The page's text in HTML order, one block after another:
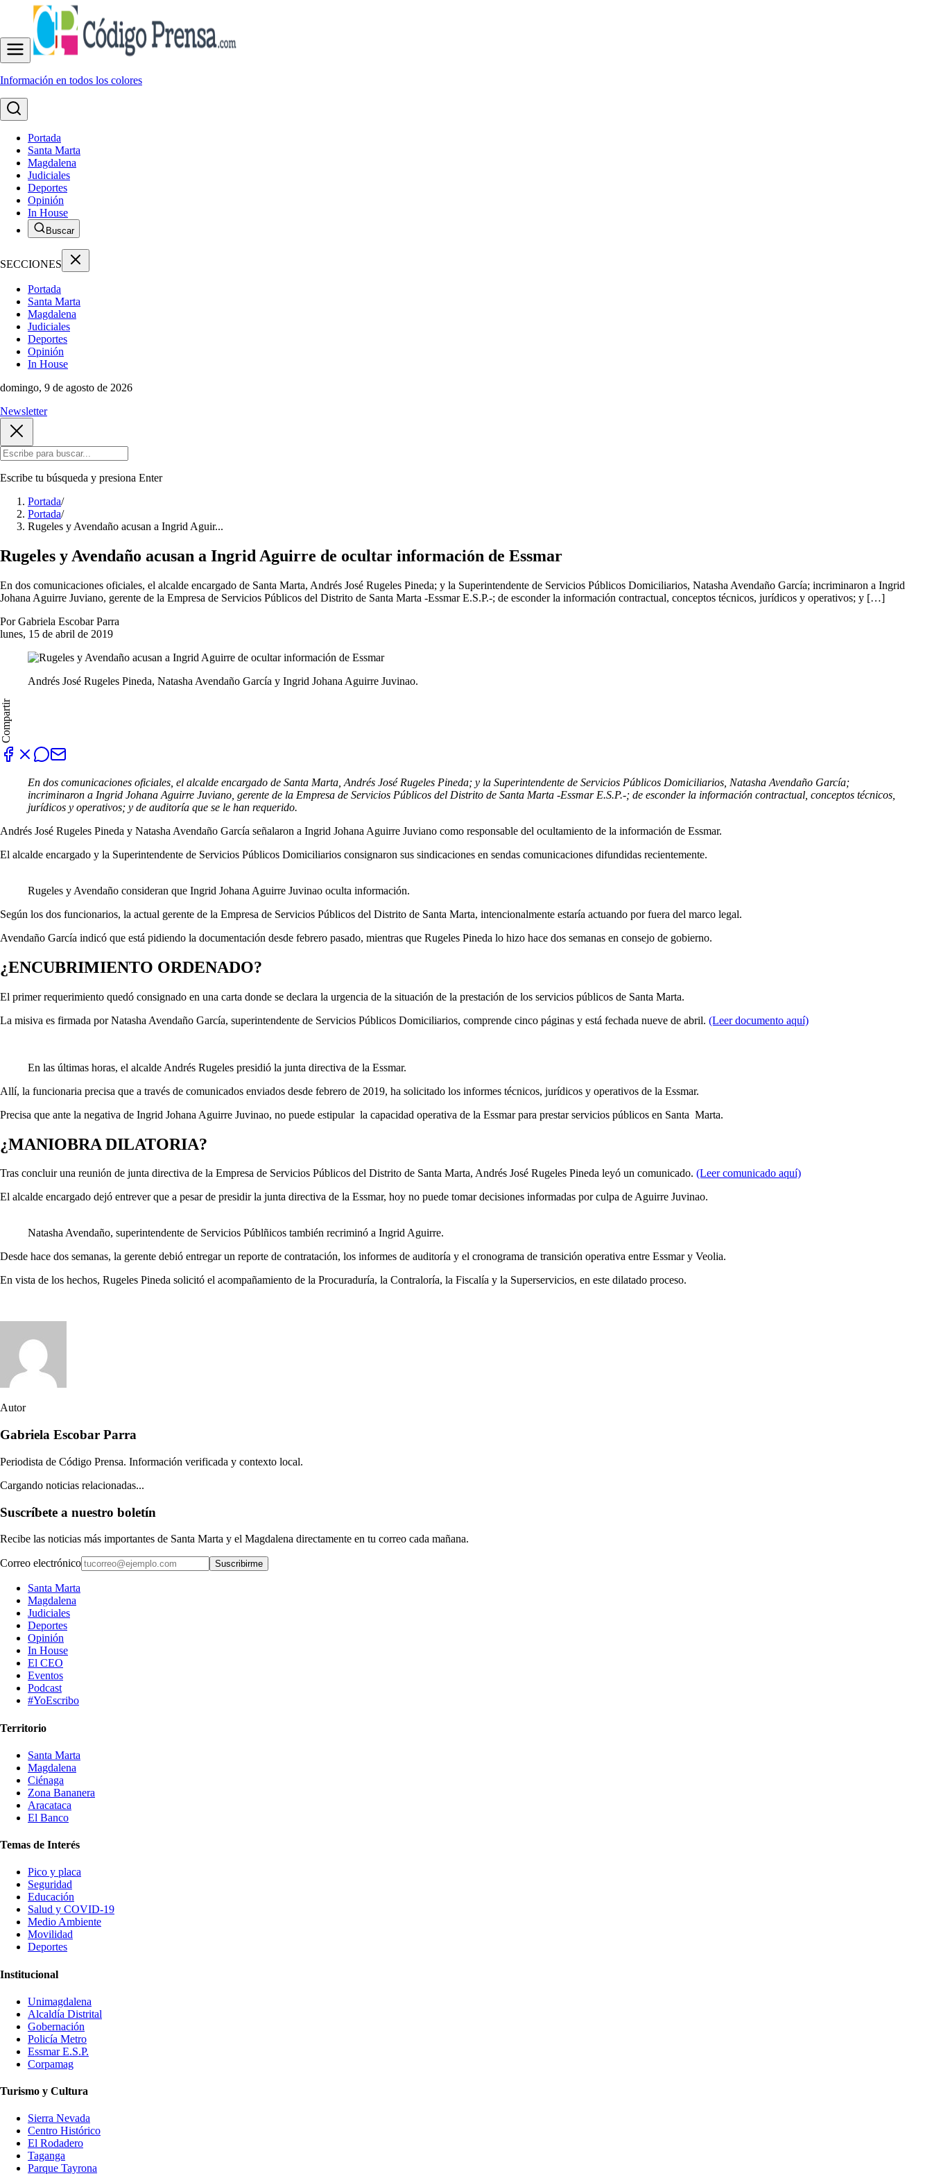
Información en todos los colores
Portada
Santa Marta
Magdalena
Judiciales
Deportes
Opinión
In House
Buscar
SECCIONES
Portada
Santa Marta
Magdalena
Judiciales
Deportes
Opinión
In House
domingo, 9 de agosto de 2026
Newsletter
Escribe tu búsqueda y presiona Enter
Portada/
Portada/
Rugeles y Avendaño acusan a Ingrid Aguir...
Rugeles y Avendaño acusan a Ingrid Aguirre de ocultar información de Essmar
En dos comunicaciones oficiales, el alcalde encargado de Santa Marta, Andrés José Rugeles Pineda; y la Superintendente de Servicios Públicos Domiciliarios, Natasha Avendaño García; incriminaron a Ingrid
Johana Aguirre Juviano, gerente de la Empresa de Servicios Públicos del Distrito de Santa Marta -Essmar E.S.P.-; de esconder la información contractual, conceptos técnicos, jurídicos y operativos; y […]
Por Gabriela Escobar Parra
lunes, 15 de abril de 2019
Andrés José Rugeles Pineda, Natasha Avendaño García y Ingrid Johana Aguirre Juvinao.
Compartir
En dos comunicaciones oficiales, el alcalde encargado de Santa Marta, Andrés José Rugeles Pineda; y la Superintendente de Servicios Públicos Domiciliarios, Natasha Avendaño García;
incriminaron a Ingrid Johana Aguirre Juviano, gerente de la Empresa de Servicios Públicos del Distrito de Santa Marta -Essmar E.S.P.-; de esconder la información contractual, conceptos técnicos,
jurídicos y operativos; y de auditoría que se le han requerido.
Andrés José Rugeles Pineda y Natasha Avendaño García señalaron a Ingrid Johana Aguirre Juviano como responsable del ocultamiento de la información de Essmar.
El alcalde encargado y la Superintendente de Servicios Públicos Domiciliarios consignaron sus sindicaciones en sendas comunicaciones difundidas recientemente.
Rugeles y Avendaño consideran que Ingrid Johana Aguirre Juvinao oculta información.
Según los dos funcionarios, la actual gerente de la Empresa de Servicios Públicos del Distrito de Santa Marta, intencionalmente estaría actuando por fuera del marco legal.
Avendaño García indicó que está pidiendo la documentación desde febrero pasado, mientras que Rugeles Pineda lo hizo hace dos semanas en consejo de gobierno.
¿ENCUBRIMIENTO ORDENADO?
El primer requerimiento quedó consignado en una carta donde se declara la urgencia de la situación de la prestación de los servicios públicos de Santa Marta.
La misiva es firmada por Natasha Avendaño García, superintendente de Servicios Públicos Domiciliarios, comprende cinco páginas y está fechada nueve de abril. (Leer documento aquí)
En las últimas horas, el alcalde Andrés Rugeles presidió la junta directiva de la Essmar.
Allí, la funcionaria precisa que a través de comunicados enviados desde febrero de 2019, ha solicitado los informes técnicos, jurídicos y operativos de la Essmar.
Precisa que ante la negativa de Ingrid Johana Aguirre Juvinao, no puede estipular la capacidad operativa de la Essmar para prestar servicios públicos en Santa Marta.
¿MANIOBRA DILATORIA?
Tras concluir una reunión de junta directiva de la Empresa de Servicios Públicos del Distrito de Santa Marta, Andrés José Rugeles Pineda leyó un comunicado. (Leer comunicado aquí)
El alcalde encargado dejó entrever que a pesar de presidir la junta directiva de la Essmar, hoy no puede tomar decisiones informadas por culpa de Aguirre Juvinao.
Natasha Avendaño, superintendente de Servicios Públñicos también recriminó a Ingrid Aguirre.
Desde hace dos semanas, la gerente debió entregar un reporte de contratación, los informes de auditoría y el cronograma de transición operativa entre Essmar y Veolia.
En vista de los hechos, Rugeles Pineda solicitó el acompañamiento de la Procuraduría, la Contraloría, la Fiscalía y la Superservicios, en este dilatado proceso.
Autor
Gabriela Escobar Parra
Periodista de Código Prensa. Información verificada y contexto local.
Cargando noticias relacionadas...
Suscríbete a nuestro boletín
Recibe las noticias más importantes de Santa Marta y el Magdalena directamente en tu correo cada mañana.
Correo electrónico Suscribirme
Santa Marta
Magdalena
Judiciales
Deportes
Opinión
In House
El CEO
Eventos
Podcast
#YoEscribo
Territorio
Santa Marta
Magdalena
Ciénaga
Zona Bananera
Aracataca
El Banco
Temas de Interés
Pico y placa
Seguridad
Educación
Salud y COVID-19
Medio Ambiente
Movilidad
Deportes
Institucional
Unimagdalena
Alcaldía Distrital
Gobernación
Policía Metro
Essmar E.S.P.
Corpamag
Turismo y Cultura
Sierra Nevada
Centro Histórico
El Rodadero
Taganga
Parque Tayrona